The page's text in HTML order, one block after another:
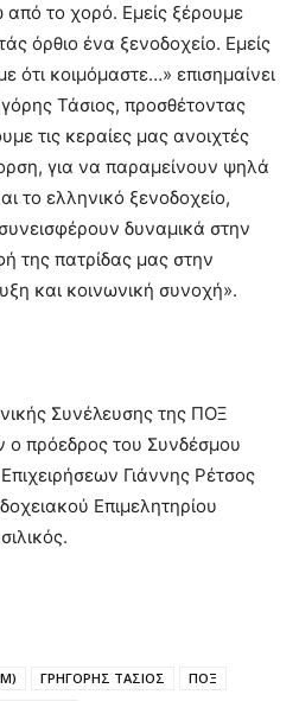
από το χορό. Εμείς ξέρουμε
όρθιο ένα ξενοδοχείο. Εμείς
κοιμόμαστε…» επισημαίνει
Τάσιος, προσθέτοντας
τις κεραίες μας ανοιχτές
για να παραμείνουν ψηλά
το ελληνικό ξενοδοχείο,
δυναμικά στην
της πατρίδας μας στην
και κοινωνική συνοχή».
Συνέλευσης της ΠΟΞ
ο πρόεδρος του Συνδέσμου
Γιάννης Ρέτσος
Επιμελητηρίου
ΓΡΗΓΟΡΗΣ ΤΑΣΙΟΣ ΠΟΞ